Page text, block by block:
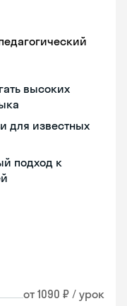
высоких
для известных
подход к
от 1090 ₽ / урок